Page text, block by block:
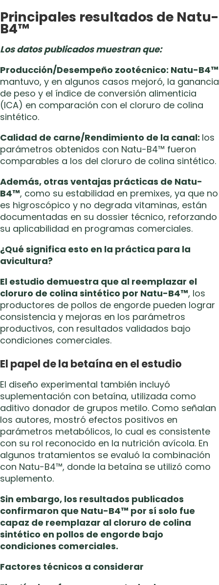
Principales resultados de Natu-
B4™
Los datos publicados muestran que:
Producción/Desempeño zootécnico: Natu-B4™
mantuvo, y en algunos casos mejoró, la ganancia
de peso y el índice de conversión alimenticia
(ICA) en comparación con el cloruro de colina
sintético.
Calidad de carne/Rendimiento de la canal: los
parámetros obtenidos con Natu-B4™ fueron
comparables a los del cloruro de colina sintético.
Además, otras ventajas prácticas de Natu-
B4™, como su estabilidad en premixes, ya que no
es higroscópico y no degrada vitaminas, están
documentadas en su dossier técnico, reforzando
su aplicabilidad en programas comerciales.
¿Qué significa esto en la práctica para la
avicultura?
El estudio demuestra que al reemplazar el
cloruro de colina sintético por Natu-B4™, los
productores de pollos de engorde pueden lograr
consistencia y mejoras en los parámetros
productivos, con resultados validados bajo
condiciones comerciales.
El papel de la betaína en el estudio
El diseño experimental también incluyó
suplementación con betaína, utilizada como
aditivo donador de grupos metilo. Como señalan
los autores, mostró efectos positivos en
parámetros metabólicos, lo cual es consistente
con su rol reconocido en la nutrición avícola. En
algunos tratamientos se evaluó la combinación
con Natu-B4™, donde la betaína se utilizó como
suplemento.
Sin embargo, los resultados publicados
confirmaron que Natu-B4™ por sí solo fue
capaz de reemplazar al cloruro de colina
sintético en pollos de engorde bajo
condiciones comerciales.
Factores técnicos a considerar